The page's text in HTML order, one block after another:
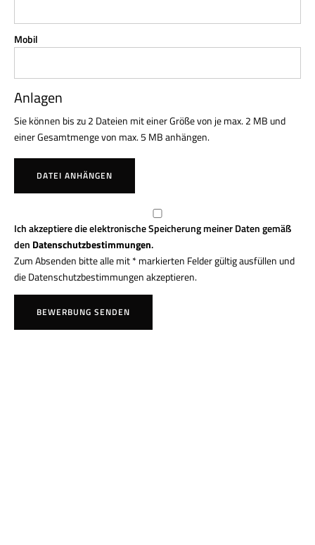
Mobil
Anlagen
Sie können bis zu 2 Dateien mit einer Größe von je max. 2 MB und
einer Gesamtmenge von max. 5 MB anhängen.
DATEI ANHÄNGEN
Ich akzeptiere die elektronische Speicherung meiner Daten gemäß
den Datenschutzbestimmungen.
Zum Absenden bitte alle mit * markierten Felder gültig ausfüllen und
die Datenschutzbestimmungen akzeptieren.
BEWERBUNG SENDEN